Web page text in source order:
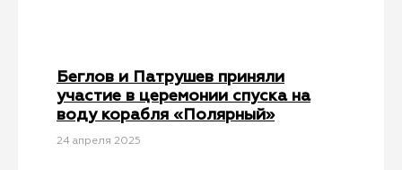
Беглов и Патрушев приняли
участие в церемонии спуска на
воду корабля «Полярный»
24 апреля 2025